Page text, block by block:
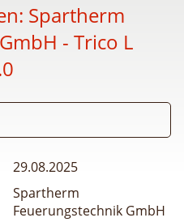
Spartherm
- Trico L
29.08.2025
Spartherm
Feuerungstechnik GmbH